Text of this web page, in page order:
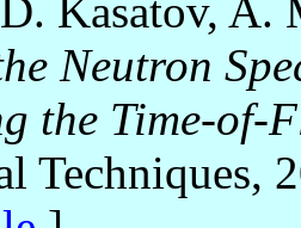
Kasatov, A.
Neutron
the Time-
Techniques,